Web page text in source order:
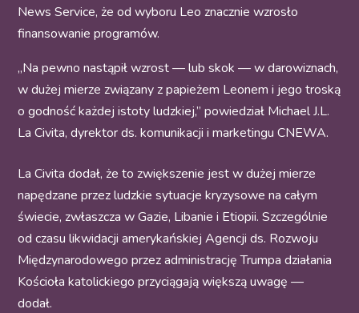
News Service, że od wyboru Leo znacznie wzrosło
finansowanie programów.
„Na pewno nastąpił wzrost — lub skok — w darowiznach,
w dużej mierze związany z papieżem Leonem i jego troską
o godność każdej istoty ludzkiej,” powiedział Michael J.L.
La Civita, dyrektor ds. komunikacji i marketingu CNEWA.
La Civita dodał, że to zwiększenie jest w dużej mierze
napędzane przez ludzkie sytuacje kryzysowe na całym
świecie, zwłaszcza w Gazie, Libanie i Etiopii. Szczególnie
od czasu likwidacji amerykańskiej Agencji ds. Rozwoju
Międzynarodowego przez administrację Trumpa działania
Kościoła katolickiego przyciągają większą uwagę —
dodał.